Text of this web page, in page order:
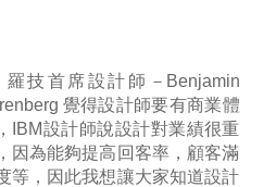
羅技首席設計師－Benjamin
覺得設計師要有商業體
IBM設計師說設計對業績很重
因為能夠提高回客率，顧客滿
等，因此我想讓大家知道設計